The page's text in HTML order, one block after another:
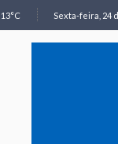
13°C Sexta-feira, 24